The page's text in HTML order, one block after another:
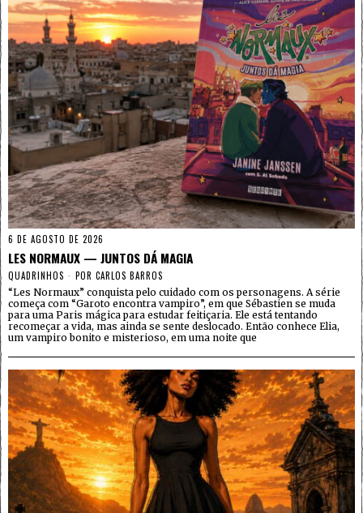
6 DE AGOSTO DE 2026
LES NORMAUX — JUNTOS DÁ MAGIA
QUADRINHOS POR CARLOS BARROS
“Les Normaux” conquista pelo cuidado com os personagens. A série
começa com “Garoto encontra vampiro”, em que Sébastien se muda
para uma Paris mágica para estudar feitiçaria. Ele está tentando
recomeçar a vida, mas ainda se sente deslocado. Então conhece Elia,
um vampiro bonito e misterioso, em uma noite que